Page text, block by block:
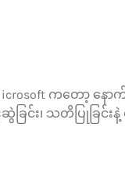
Microsoft ကတော့ နေ
ြင်း၊ သတိပြုခြင်းနဲ့